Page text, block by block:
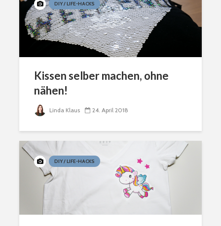
DIY / LIFE-HACKS
Kissen selber machen, ohne
nähen!
Linda Klaus 24. April 2018
DIY / LIFE-HACKS